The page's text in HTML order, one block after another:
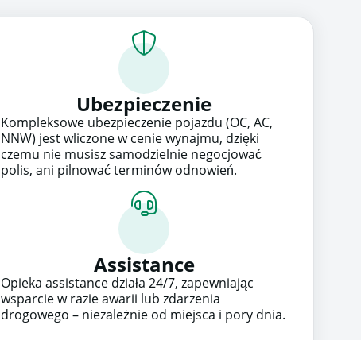
Ubezpieczenie
Kompleksowe ubezpieczenie pojazdu (OC, AC,
NNW) jest wliczone w cenie wynajmu, dzięki
czemu nie musisz samodzielnie negocjować
polis, ani pilnować terminów odnowień.
Assistance
Opieka assistance działa 24/7, zapewniając
wsparcie w razie awarii lub zdarzenia
drogowego – niezależnie od miejsca i pory dnia.